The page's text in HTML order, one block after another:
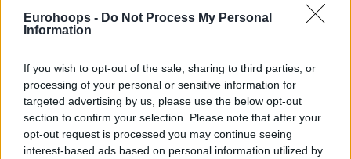
Eurohoops - Do Not Process My Personal
Information
If you wish to opt-out of the sale, sharing to third parties, or
processing of your personal or sensitive information for
targeted advertising by us, please use the below opt-out
section to confirm your selection. Please note that after your
opt-out request is processed you may continue seeing
interest-based ads based on personal information utilized by